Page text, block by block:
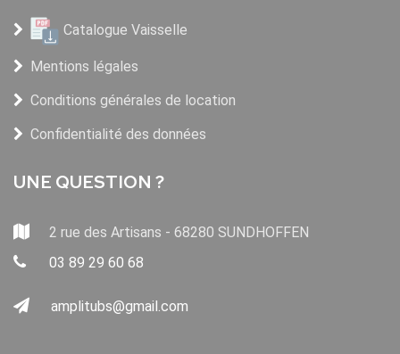
Catalogue Vaisselle
Mentions légales
Conditions générales de location
Confidentialité des données
UNE QUESTION ?
2 rue des Artisans - 68280 SUNDHOFFEN
03 89 29 60 68
amplitubs@gmail.com